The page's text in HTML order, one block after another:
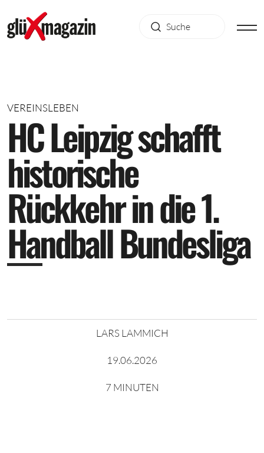
VEREINSLEBEN
HCLeipzigschafft
historische
Rückkehrindie1.
HandballBundesliga
LARS LAMMICH
19.06.2026
7 MINUTEN